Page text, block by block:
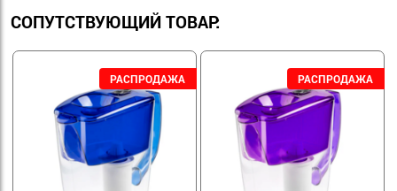
СОПУТСТВУЮЩИЙ ТОВАР: